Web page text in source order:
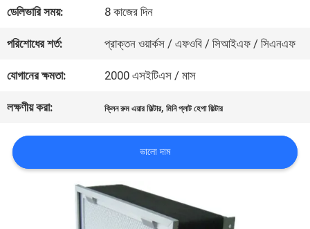
আমাদের
সাথে
যোগাযোগ
মামলা
ডেলিভারি সময়: 8 কাজের দিন
পরিশোধের শর্ত: প্রাক্তন ওয়ার্কস / এফওবি / সিআইএফ / সিএনএফ
যোগানের ক্ষমতা: 2000 এসইটিএস / মাস
লক্ষণীয় করা: ক্লিন রুম এয়ার ফিল্টার,মিনি প্লাট হেপা ফিল্টার
ভালো দাম